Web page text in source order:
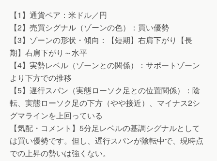
【1】通貨ペア：米ドル／円
【2】売買シグナル（ゾーンの色）：買い優勢
【3】ゾーンの形状・傾向：【短期】右肩下がり【長
期】右肩下がり～水平
【4】実勢レベル（ゾーンとの関係）：サポートゾーン
より下方での推移
【5】遅行スパン（実態ローソク足との位置関係）：陰
転、実態ローソク足の下方（やや接近）、マイナス2シ
グマラインを上回っている
【気配・コメント】5分足レベルの基調シグナルとして
は買い優勢です。但し、遅行スパンが陰転中で、現時点
での上昇の勢いは強くない。